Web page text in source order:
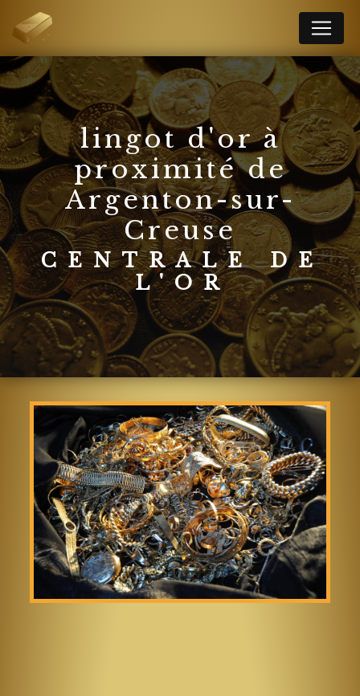
lingot d'or à
proximité de
Argenton-sur-
Creuse
CENTRALE DE
L'OR
Panneau de gestion des cookies